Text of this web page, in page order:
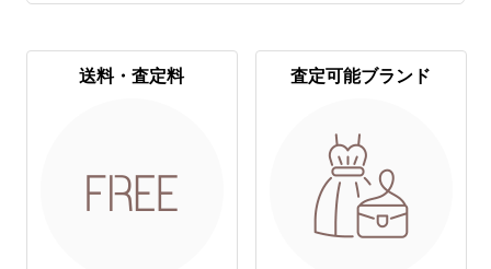
送料・査定料 査定可能ブランド